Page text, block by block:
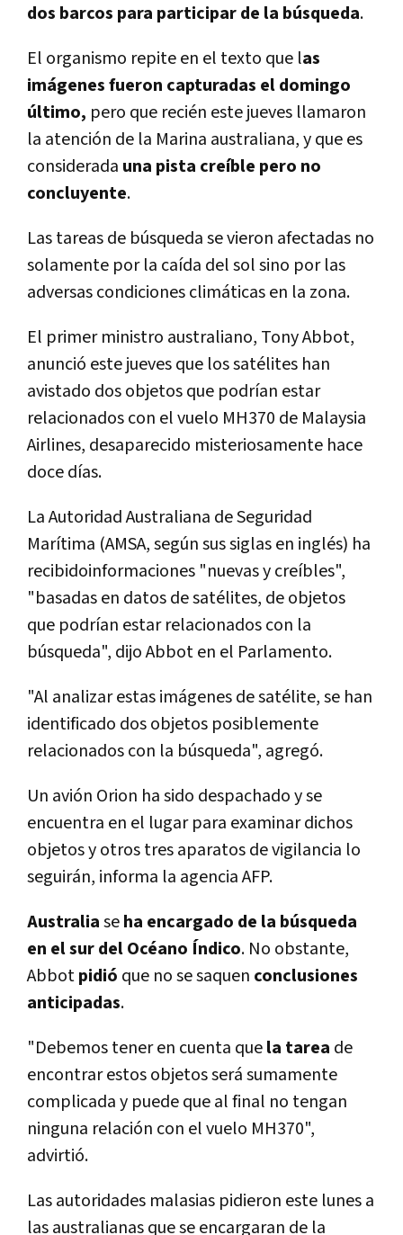
dos barcos para participar de la búsqueda.
El organismo repite en el texto que las
imágenes fueron capturadas el domingo
último, pero que recién este jueves llamaron
la atención de la Marina australiana, y que es
considerada una pista creíble pero no
concluyente.
Las tareas de búsqueda se vieron afectadas no
solamente por la caída del sol sino por las
adversas condiciones climáticas en la zona.
El primer ministro australiano, Tony Abbot,
anunció este jueves que los satélites han
avistado dos objetos que podrían estar
relacionados con el vuelo MH370 de Malaysia
Airlines, desaparecido misteriosamente hace
doce días.
La Autoridad Australiana de Seguridad
Marítima (AMSA, según sus siglas en inglés) ha
recibidoinformaciones "nuevas y creíbles",
"basadas en datos de satélites, de objetos
que podrían estar relacionados con la
búsqueda", dijo Abbot en el Parlamento.
"Al analizar estas imágenes de satélite, se han
identificado dos objetos posiblemente
relacionados con la búsqueda", agregó.
Un avión Orion ha sido despachado y se
encuentra en el lugar para examinar dichos
objetos y otros tres aparatos de vigilancia lo
seguirán, informa la agencia AFP.
Australiaseha encargado de la búsqueda
en el sur del Océano Índico. No obstante,
Abbotpidió que no se saquen conclusiones
anticipadas.
"Debemos tener en cuenta quela tarea de
encontrar estos objetos será sumamente
complicada y puede que al final no tengan
ninguna relación con el vuelo MH370",
advirtió.
Las autoridades malasias pidieron este lunes a
las australianas que se encargaran de la